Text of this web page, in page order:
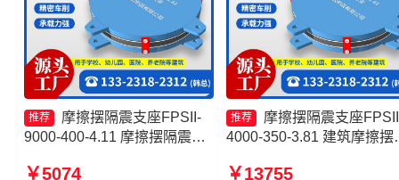
推荐
摩擦摆隔震支座FPSII-
9000-400-4.11 摩擦摆隔震支
摆支座JZQZ-15000多少钱 摩
￥5074
推荐
摩擦摆隔震支座
4000-350-3.81 建筑摩擦摆
FPSII-8000-300-3.48厂家
￥13755